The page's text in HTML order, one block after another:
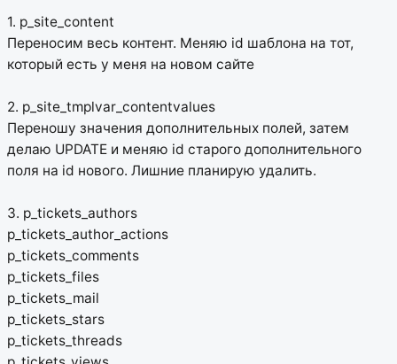
1. p_site_content
Переносим весь контент. Меняю id шаблона на тот,
который есть у меня на новом сайте
2. p_site_tmplvar_contentvalues
Переношу значения дополнительных полей, затем
делаю UPDATE и меняю id старого дополнительного
поля на id нового. Лишние планирую удалить.
3. p_tickets_authors
p_tickets_author_actions
p_tickets_comments
p_tickets_files
p_tickets_mail
p_tickets_stars
p_tickets_threads